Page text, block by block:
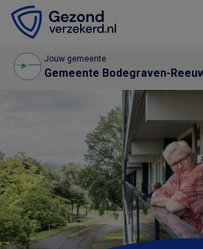
Jouw gemeente
Gemeente Bodegraven-